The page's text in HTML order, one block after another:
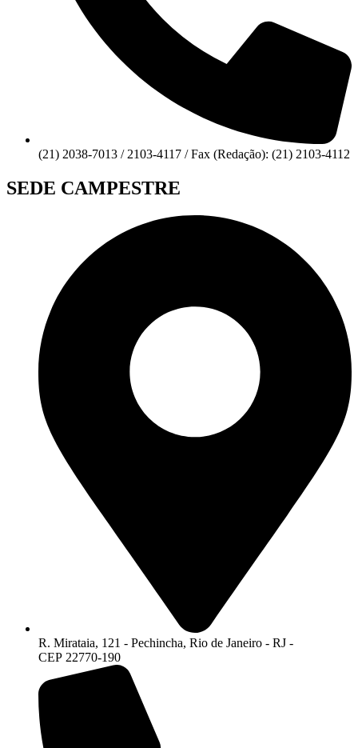
(21) 2038-7013 / 2103-4117 / Fax (Redação): (21) 2103-4112
SEDE CAMPESTRE
R. Mirataia, 121 - Pechincha, Rio de Janeiro - RJ -
CEP 22770-190